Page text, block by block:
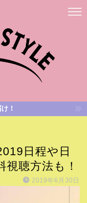
！
日程や日
聴方法も！
2019年6月30日